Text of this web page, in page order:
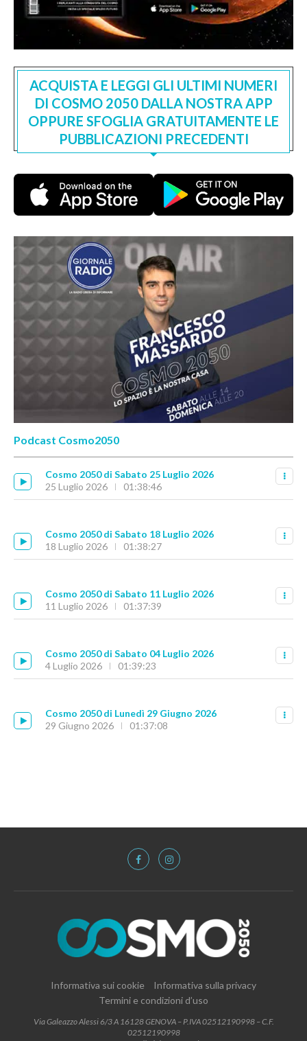
ACQUISTA E LEGGI GLI ULTIMI NUMERI
DI COSMO 2050 DALLA NOSTRA APP
OPPURE SFOGLIA GRATUITAMENTE LE
PUBBLICAZIONI PRECEDENTI
Podcast Cosmo2050
Cosmo 2050 di Sabato 25 Luglio 2026
25 Luglio 2026
01:38:46
Cosmo 2050 di Sabato 18 Luglio 2026
18 Luglio 2026
01:38:27
Cosmo 2050 di Sabato 11 Luglio 2026
11 Luglio 2026
01:37:39
Cosmo 2050 di Sabato 04 Luglio 2026
4 Luglio 2026
01:39:23
Cosmo 2050 di Lunedì 29 Giugno 2026
29 Giugno 2026
01:37:08
Informativa sui cookie
Informativa sulla privacy
Termini e condizioni d’uso
Via Galeazzo Alessi 6/3 A 16128 GENOVA – P.IVA 02512190998 – C.F.
02512190998